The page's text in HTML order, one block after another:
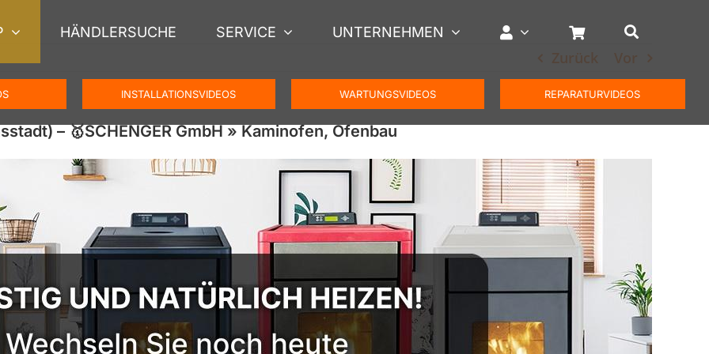
HÄNDLERSUCHE SERVICE UNTERNEHMEN
INSTALLATIONSVIDEOS WARTUNGSVIDEOS REPARATURVIDEOS
Zurück Vor
– 🥇SCHENGER GmbH » Kaminofen, Ofenbau